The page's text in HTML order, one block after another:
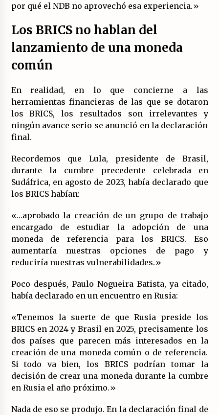
por qué el NDB no aprovechó esa experiencia.»
Los BRICS no hablan del
lanzamiento de una moneda
común
En realidad, en lo que concierne a las
herramientas financieras de las que se dotaron
los BRICS, los resultados son irrelevantes y
ningún avance serio se anunció en la declaración
final.
Recordemos que Lula, presidente de Brasil,
durante la cumbre precedente celebrada en
Sudáfrica, en agosto de 2023, había declarado que
los BRICS habían:
«…aprobado la creación de un grupo de trabajo
encargado de estudiar la adopción de una
moneda de referencia para los BRICS. Eso
aumentaría nuestras opciones de pago y
reduciría nuestras vulnerabilidades.»
Poco después, Paulo Nogueira Batista, ya citado,
había declarado en un encuentro en Rusia:
«Tenemos la suerte de que Rusia preside los
BRICS en 2024 y Brasil en 2025, precisamente los
dos países que parecen más interesados en la
creación de una moneda común o de referencia.
Si todo va bien, los BRICS podrían tomar la
decisión de crear una moneda durante la cumbre
en Rusia el año próximo.»
Nada de eso se produjo. En la declaración final de